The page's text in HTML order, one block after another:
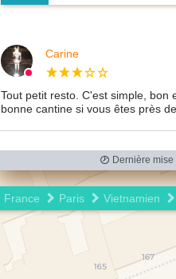
Carine
Tout petit resto. C'est simple, bon
bonne cantine si vous êtes près
Dernière
France Paris Vietnamien